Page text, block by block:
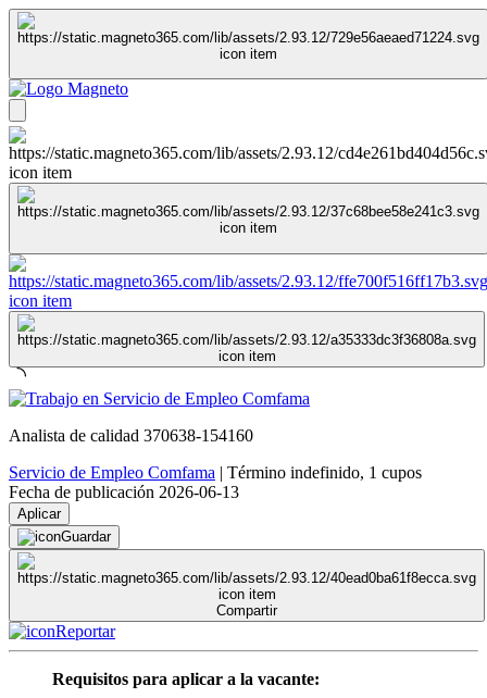
Analista de calidad 370638-154160
Servicio de Empleo Comfama | Término indefinido, 1 cupos
Fecha de publicación 2026-06-13
Aplicar
Guardar
Compartir
Reportar
Requisitos para aplicar a la vacante: